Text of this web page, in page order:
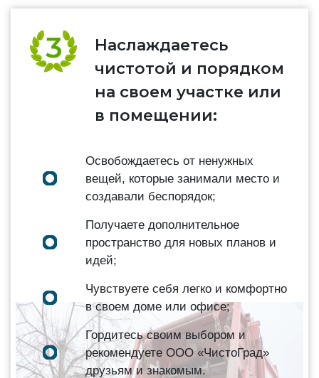
Наслаждаетесь
чистотой и порядком
на своем участке или
в помещении:
Освобождаетесь от ненужных
вещей, которые занимали место и
создавали беспорядок;
Получаете дополнительное
пространство для новых планов и
идей;
Чувствуете себя легко и комфортно
в своем доме или офисе;
Гордитесь своим выбором и
рекомендуете ООО «ЧистоГрад»
друзьям и знакомым.